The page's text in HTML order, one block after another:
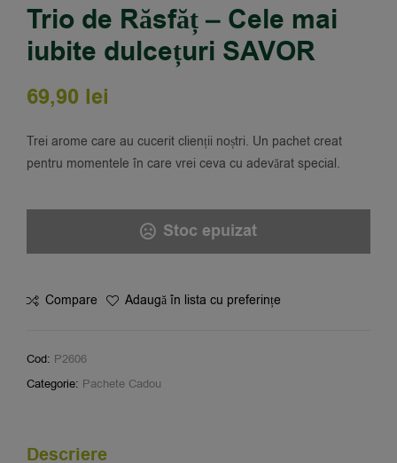
Trio de Răsfăț – Cele mai
iubite dulcețuri SAVOR
69,90 lei
Trei arome care au cucerit clienții noștri. Un pachet creat
pentru momentele în care vrei ceva cu adevărat special.
Stoc epuizat
Compare Adaugă în lista cu preferințe
Cod: P2606
Categorie: Pachete Cadou
Descriere